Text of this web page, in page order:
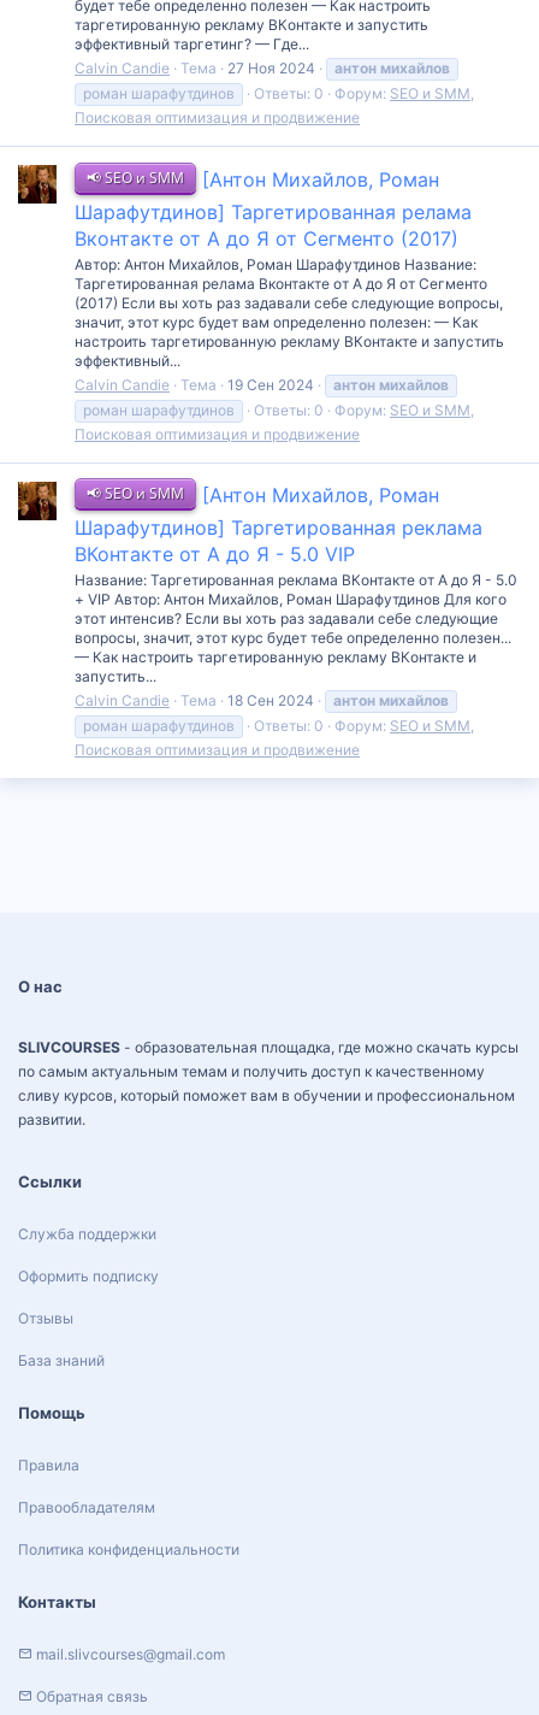
будет тебе определенно полезен — Как настроить
таргетированную рекламу ВКонтакте и запустить
эффективный таргетинг? — Где...
Calvin Candie Тема 27 Ноя 2024 антон михайлов
роман шарафутдинов
Ответы: 0 Форум: SEO и SMM,
Поисковая оптимизация и продвижение
📢 SEO и SMM
[Антон Михайлов, Роман
Шарафутдинов] Таргетированная релама
Вконтакте от А до Я от Сегменто (2017)
Автор: Антон Михайлов, Роман Шарафутдинов Название:
Таргетированная релама Вконтакте от А до Я от Сегменто
(2017) Если вы хоть раз задавали себе следующие вопросы,
значит, этот курс будет вам определенно полезен: — Как
настроить таргетированную рекламу ВКонтакте и запустить
эффективный...
Calvin Candie Тема 19 Сен 2024 антон михайлов
роман шарафутдинов
Ответы: 0 Форум: SEO и SMM,
Поисковая оптимизация и продвижение
📢 SEO и SMM
[Антон Михайлов, Роман
Шарафутдинов] Таргетированная реклама
ВКонтакте от А до Я - 5.0 VIP
Название: Таргетированная реклама ВКонтакте от А до Я - 5.0
+ VIP Автор: Антон Михайлов, Роман Шарафутдинов Для кого
этот интенсив? Если вы хоть раз задавали себе следующие
вопросы, значит, этот курс будет тебе определенно полезен...
— Как настроить таргетированную рекламу ВКонтакте и
запустить...
Calvin Candie Тема 18 Сен 2024 антон михайлов
роман шарафутдинов
Ответы: 0 Форум: SEO и SMM,
Поисковая оптимизация и продвижение
О нас
SLIVCOURSES - образовательная площадка, где можно скачать курсы
по самым актуальным темам и получить доступ к качественному
сливу курсов, который поможет вам в обучении и профессиональном
развитии.
Ссылки
Служба поддержки
Оформить подписку
Отзывы
База знаний
Помощь
Правила
Правообладателям
Политика конфиденциальности
Контакты
mail.slivcourses@gmail.com
Обратная связь